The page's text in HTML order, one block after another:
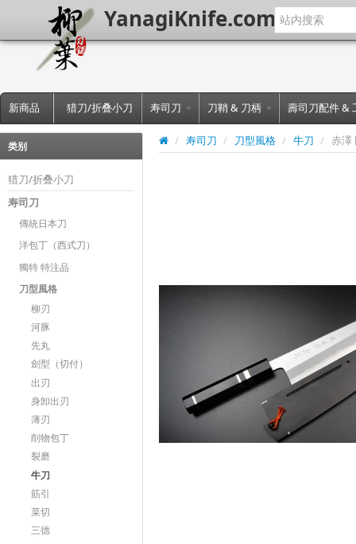
YanagiKnife.com
新商品 猎刀/折叠小刀 寿司刀 刀鞘 & 刀柄 壽司刀配件 &
类别
猎刀/折叠小刀
寿司刀
傳統日本刀
洋包丁（西式刀）
獨特 特注品
刀型風格
柳刃
河豚
先丸
劍型（切付）
出刃
身卸出刃
薄刃
削物包丁
裂磨
牛刀
筋引
菜切
三德
/ 寿司刀 / 刀型風格 / 牛刀 / 赤澤